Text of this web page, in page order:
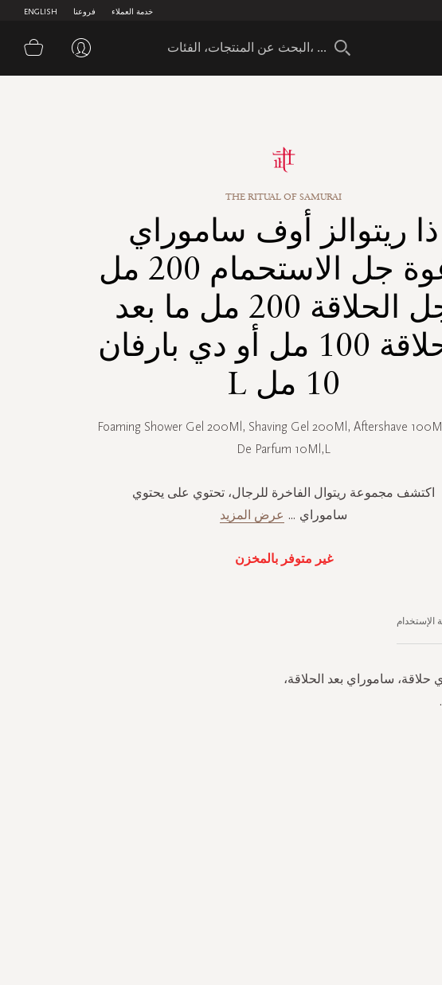
ENGLISH فروعنا خدمة العملاء
سلة
THE RITUAL OF SAMURAI
ذا ريتوالز أوف ساموراي
رغوة جل الاستحمام 200 مل
جل الحلاقة 200 مل ما بعد
الحلاقة 100 مل أو دي بارفان
10 مل L
Foaming Shower Gel 200Ml, Shaving Gel 200Ml, Aftershave
De Parfum 10Ml,L
اكتشف مجموعة ريتوال الفاخرة للرجال، تحتوي على يحتوي
ساموراي ... عرض المزيد
غير متوفر بالمخزن
ساموراي بعد الحلاقة،
الإستخدام